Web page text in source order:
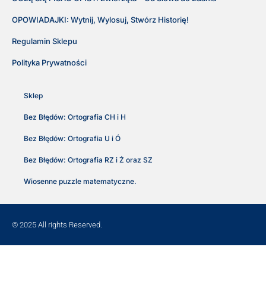
OPOWIADAJKI: Wytnij, Wylosuj, Stwórz Historię!
Regulamin Sklepu
Polityka Prywatności
Sklep
Bez Błędów: Ortografia CH i H
Bez Błędów: Ortografia U i Ó
Bez Błędów: Ortografia RZ i Ż oraz SZ
Wiosenne puzzle matematyczne.
© 2025 All rights Reserved.